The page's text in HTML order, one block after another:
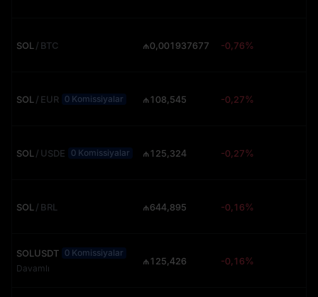
SOL / BTC ₼0,001937677 -0,76%
SOL / EUR 0 Komissiyalar ₼108,545 -0,27%
SOL / USDE 0 Komissiyalar ₼125,324 -0,27%
SOL / BRL ₼644,895 -0,16%
SOLUSDT 0 Komissiyalar
Davamlı
₼125,426 -0,16%